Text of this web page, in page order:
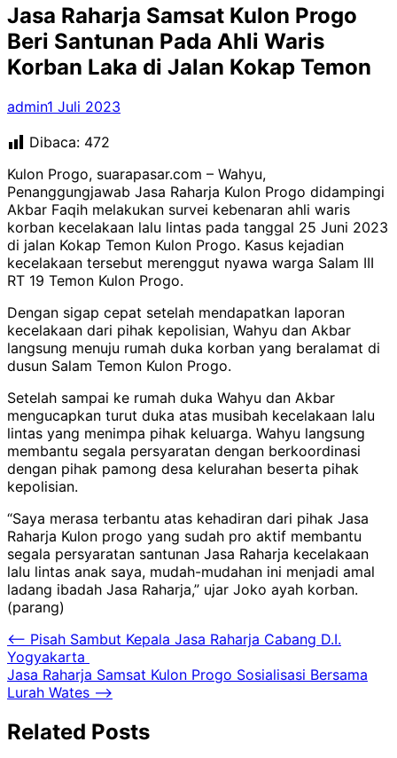
Jasa Raharja Samsat Kulon Progo
Beri Santunan Pada Ahli Waris
Korban Laka di Jalan Kokap Temon
admin1 Juli 2023
Dibaca: 472
Kulon Progo, suarapasar.com – Wahyu,
Penanggungjawab Jasa Raharja Kulon Progo didampingi
Akbar Faqih melakukan survei kebenaran ahli waris
korban kecelakaan lalu lintas pada tanggal 25 Juni 2023
di jalan Kokap Temon Kulon Progo. Kasus kejadian
kecelakaan tersebut merenggut nyawa warga Salam III
RT 19 Temon Kulon Progo.
Dengan sigap cepat setelah mendapatkan laporan
kecelakaan dari pihak kepolisian, Wahyu dan Akbar
langsung menuju rumah duka korban yang beralamat di
dusun Salam Temon Kulon Progo.
Setelah sampai ke rumah duka Wahyu dan Akbar
mengucapkan turut duka atas musibah kecelakaan lalu
lintas yang menimpa pihak keluarga. Wahyu langsung
membantu segala persyaratan dengan berkoordinasi
dengan pihak pamong desa kelurahan beserta pihak
kepolisian.
“Saya merasa terbantu atas kehadiran dari pihak Jasa
Raharja Kulon progo yang sudah pro aktif membantu
segala persyaratan santunan Jasa Raharja kecelakaan
lalu lintas anak saya, mudah-mudahan ini menjadi amal
ladang ibadah Jasa Raharja,” ujar Joko ayah korban.
(parang)
Navigasi
pos
⟵ Pisah Sambut Kepala Jasa Raharja Cabang D.I.
Yogyakarta
Jasa Raharja Samsat Kulon Progo Sosialisasi Bersama
Lurah Wates ⟶
Related Posts